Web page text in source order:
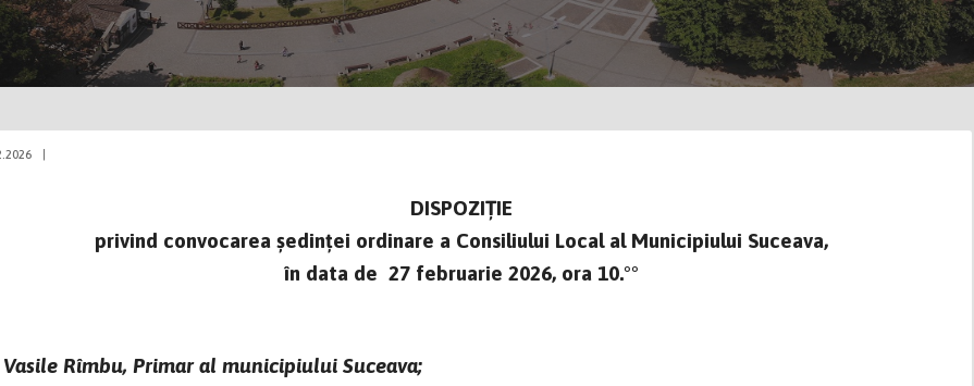
DISPOZIŢIE
privind convocarea şedinţei ordinare a Consiliului Local al Municipiului Suceava,
în data de 27 februarie 2026, ora 10.°°
Vasile Rîmbu, Primar al municipiului Suceava;